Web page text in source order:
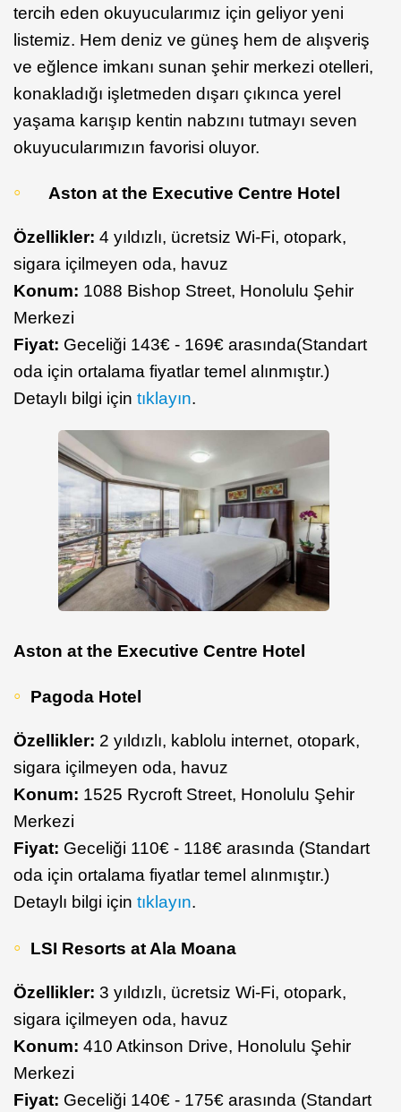
tercih eden okuyucularımız için geliyor yeni
listemiz. Hem deniz ve güneş hem de alışveriş
ve eğlence imkanı sunan şehir merkezi otelleri,
konakladığı işletmeden dışarı çıkınca yerel
yaşama karışıp kentin nabzını tutmayı seven
okuyucularımızın favorisi oluyor.
Aston at the Executive Centre Hotel
Özellikler: 4 yıldızlı, ücretsiz Wi-Fi, otopark,
sigara içilmeyen oda, havuz
Konum: 1088 Bishop Street, Honolulu Şehir
Merkezi
Fiyat: Geceliği 143€ - 169€ arasında(Standart
oda için ortalama fiyatlar temel alınmıştır.)
Detaylı bilgi için tıklayın.
Aston at the Executive Centre Hotel
Pagoda Hotel
Özellikler: 2 yıldızlı, kablolu internet, otopark,
sigara içilmeyen oda, havuz
Konum: 1525 Rycroft Street, Honolulu Şehir
Merkezi
Fiyat: Geceliği 110€ - 118€ arasında (Standart
oda için ortalama fiyatlar temel alınmıştır.)
Detaylı bilgi için tıklayın.
LSI Resorts at Ala Moana
Özellikler: 3 yıldızlı, ücretsiz Wi-Fi, otopark,
sigara içilmeyen oda, havuz
Konum: 410 Atkinson Drive, Honolulu Şehir
Merkezi
Fiyat: Geceliği 140€ - 175€ arasında (Standart